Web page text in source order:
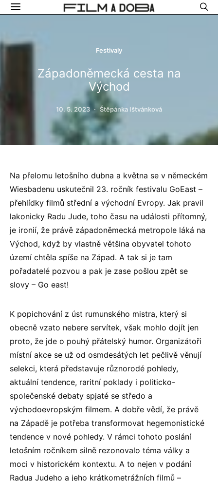
Festivaly
Západoněmecká cesta na
Východ
10. 5. 2023 Štěpánka Ištvánková
Na přelomu letošního dubna a května se v německém
Wiesbadenu uskutečnil 23. ročník festivalu GoEast –
přehlídky filmů střední a východní Evropy. Jak pravil
lakonicky Radu Jude, toho času na události přítomný,
je ironií, že právě západoněmecká metropole láká na
Východ, když by vlastně většina obyvatel tohoto
území chtěla spíše na Západ. A tak si je tam
pořadatelé pozvou a pak je zase pošlou zpět se
slovy – Go east!
K popichování z úst rumunského mistra, který si
obecně vzato nebere servítek, však mohlo dojít jen
proto, že jde o pouhý přátelský humor. Organizátoři
místní akce se už od osmdesátých let pečlivě věnují
selekci, která představuje různorodé pohledy,
aktuální tendence, raritní poklady i politicko-
společenské debaty spjaté se středo a
východoevropským filmem. A dobře vědí, že právě
na Západě je potřeba transformovat hegemonistické
tendence v nové pohledy. V rámci tohoto poslání
letošním ročníkem silně rezonovalo téma války a
moci v historickém kontextu. A to nejen v podání
Radua Judeho a jeho krátkometrážních filmů –